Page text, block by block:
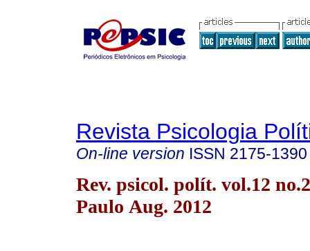
Revista Psicologia
On-line version ISSN 2175-1390
Rev. psicol. polít. vol.12
Paulo Aug. 2012